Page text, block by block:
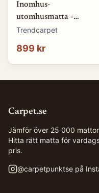
Inomhus-
utomhusmatta -
Winona (grå) (Storlek:
Trendcarpet
899 kr
Carpet.se
Jämför över 25 000
Hitta rätt matta för
pris.
@carpetpunktse på